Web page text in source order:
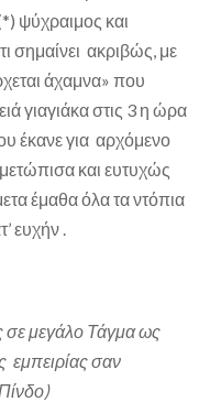
ψύχραιμος και
σημαίνει ακριβώς, με
άχαμνα» που
γιαγιάκα στις 3 η ώρα
έκανε για αρχόμενο
και ευτυχώς
έμαθα όλα τα ντόπια
ευχήν .
σε μεγάλο Τάγμα ως
εμπειρίας σαν